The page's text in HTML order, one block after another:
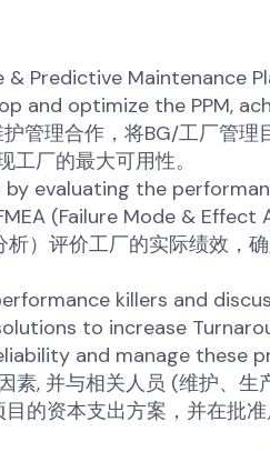
Predictive Maintenance
and optimize the PPM,
理合作，将BG/工厂管理
厂的最大可用性。
evaluating the
(Failure Mode & Effect
）评价工厂的实际绩效，
killers and
to increase
and manage these
素, 并与相关人员 (维护、生
的资本支出方案，并在批